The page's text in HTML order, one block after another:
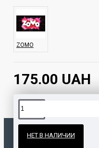
175.00 UAH
ZOMO
НЕТ В НАЛИЧИИ
ПОПУЛЯРНЫЕ